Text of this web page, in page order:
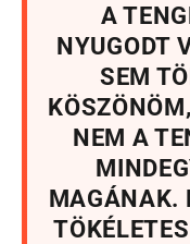
A
NYUGODT
SEM
NEM A
MAGÁNAK.